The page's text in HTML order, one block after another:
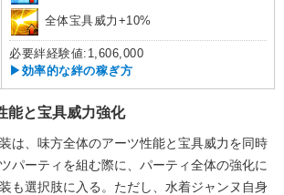
全体宝具威力+10%
必要絆経験値:1,606,000
▶効率的な絆の稼ぎ方
能と宝具威力強化
は、味方全体のアーツ性能と宝具威力を同時
パーティを組む際に、パーティ全体の強化に
も選択肢に入る。ただし、水着ジャンヌ自身